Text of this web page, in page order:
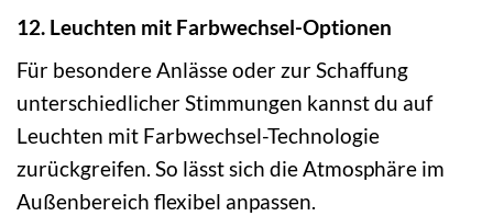
12. Leuchten mit Farbwechsel-Optionen
Für besondere Anlässe oder zur Schaffung
unterschiedlicher Stimmungen kannst du auf
Leuchten mit Farbwechsel-Technologie
zurückgreifen. So lässt sich die Atmosphäre im
Außenbereich flexibel anpassen.